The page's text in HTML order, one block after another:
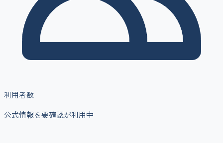
利用者数
公式情報を要確認が利用中